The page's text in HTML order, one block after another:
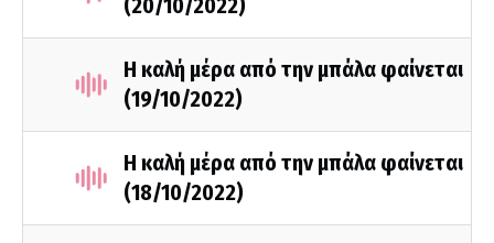
(20/10/2022)
Η καλή μέρα από την μπάλα φαίνεται
(19/10/2022)
Η καλή μέρα από την μπάλα φαίνεται
(18/10/2022)